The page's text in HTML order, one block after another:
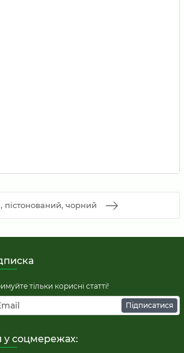
пістонований, чорний
тільки корисні статті!
Підписатися
у соцмережах: